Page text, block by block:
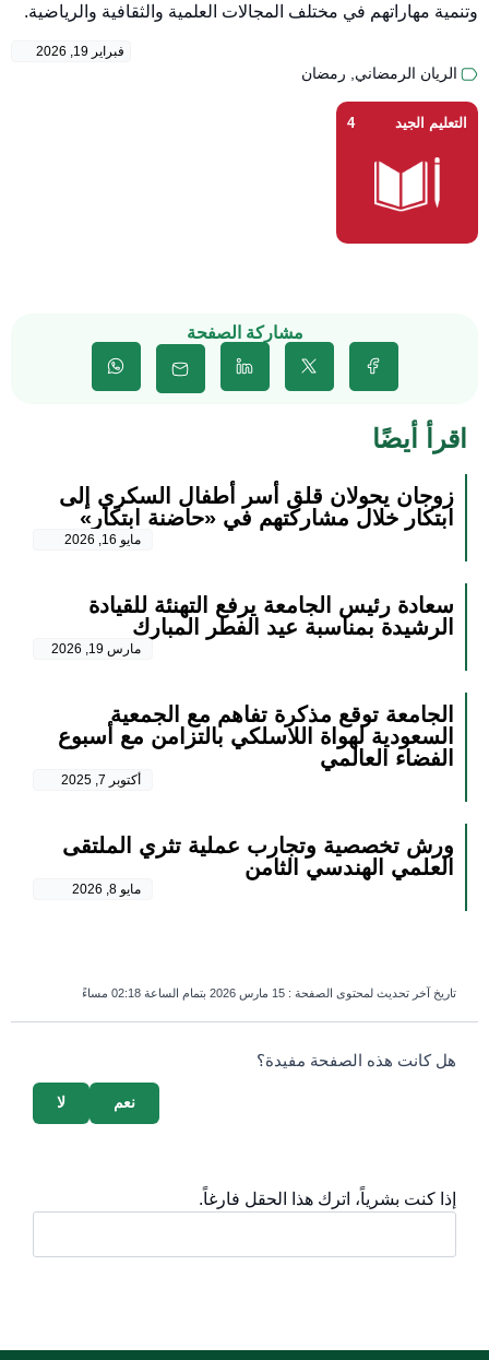
وتنمية مهاراتهم في مختلف المجالات العلمية والثقافية والرياضية.
فبراير 19, 2026
الريان الرمضاني, رمضان
التعليم الجيد 4
مشاركة الصفحة
اقرأ أيضًا
زوجان يحولان قلق أسر أطفال السكري إلى
ابتكار خلال مشاركتهم في «حاضنة ابتكار»
مايو 16, 2026
سعادة رئيس الجامعة يرفع التهنئة للقيادة
الرشيدة بمناسبة عيد الفطر المبارك
مارس 19, 2026
الجامعة توقع مذكرة تفاهم مع الجمعية
السعودية لهواة اللاسلكي بالتزامن مع أسبوع
الفضاء العالمي
أكتوبر 7, 2025
ورش تخصصية وتجارب عملية تثري الملتقى
العلمي الهندسي الثامن
مايو 8, 2026
تاريخ آخر تحديث لمحتوى الصفحة : 15 مارس 2026 بتمام الساعة 02:18 مساءً
survey_v2
هل كانت هذه الصفحة مفيدة؟
لا نعم
إذا كنت بشرياً، اترك هذا الحقل فارغاً.